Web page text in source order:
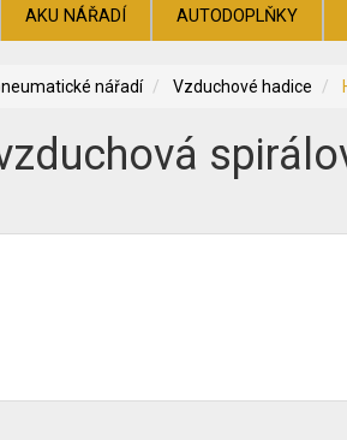
AKU NÁŘADÍ AUTODOPLŇKY
nářadí Vzduchové hadice